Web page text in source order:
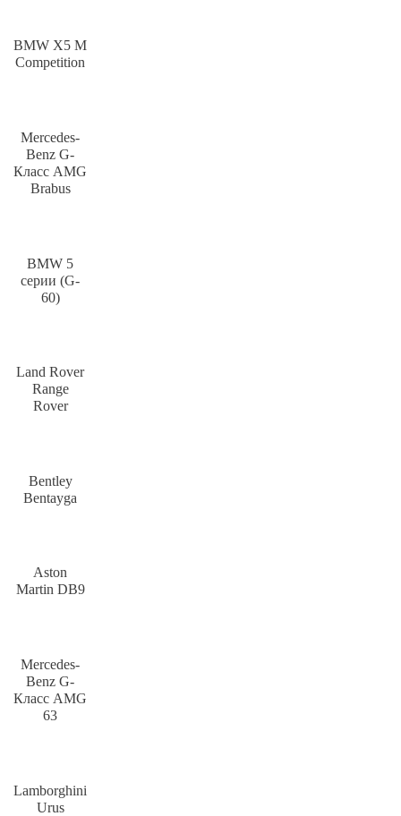
BMW X5 M
Competition
Mercedes-
Benz G-
Класс AMG
Brabus
BMW 5
серии (G-
60)
Land Rover
Range
Rover
Bentley
Bentayga
Aston
Martin DB9
Mercedes-
Benz G-
Класс AMG
63
Lamborghini
Urus